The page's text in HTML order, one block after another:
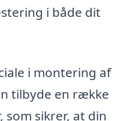
i både dit
i montering af
tilbyde en række
som sikrer, at din